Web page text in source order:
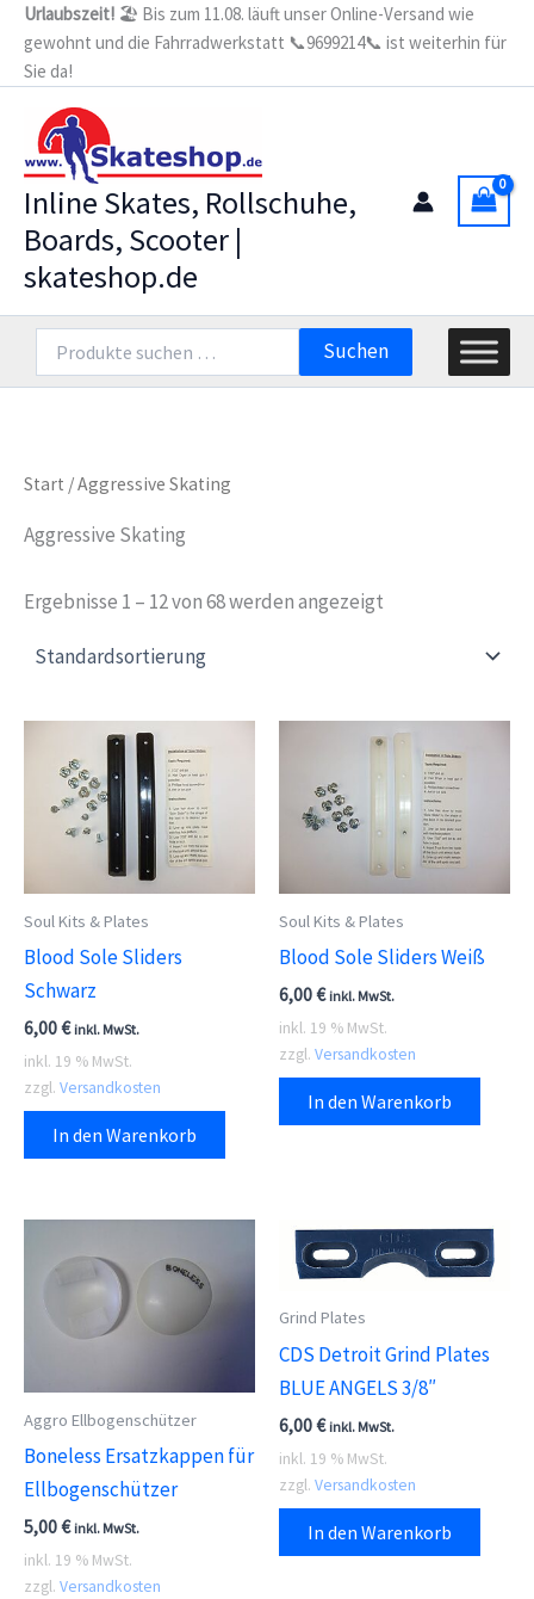
Zum
Inhalt
springen
Urlaubszeit! 🏖️ Bis zum 11.08. läuft unser Online-Versand wie
gewohnt und die Fahrradwerkstatt 📞9699214📞 ist weiterhin für
Sie da!
Inline Skates, Rollschuhe,
Boards, Scooter |
skateshop.de
nach:
Suchen
Start / Aggressive Skating
Aggressive Skating
Ergebnisse 1 – 12 von 68 werden angezeigt
Soul Kits & Plates
Blood Sole Sliders
Schwarz
6,00€ inkl. MwSt.
inkl. 19 % MwSt.
zzgl. Versandkosten
In den Warenkorb
Soul Kits & Plates
Blood Sole Sliders Weiß
6,00€ inkl. MwSt.
inkl. 19 % MwSt.
zzgl. Versandkosten
In den Warenkorb
Aggro Ellbogenschützer
Boneless Ersatzkappen für
Ellbogenschützer
5,00€ inkl. MwSt.
inkl. 19 % MwSt.
zzgl. Versandkosten
Grind Plates
CDS Detroit Grind Plates
BLUE ANGELS 3/8″
6,00€ inkl. MwSt.
inkl. 19 % MwSt.
zzgl. Versandkosten
In den Warenkorb